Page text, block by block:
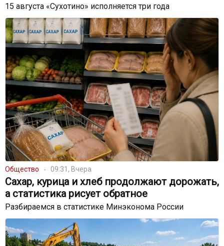
15 августа «Сухотино» исполняется три года
Общество 09:31, Вчера
Сахар, курица и хлеб продолжают дорожать,
а статистика рисует обратное
Разбираемся в статистике Минэконома России